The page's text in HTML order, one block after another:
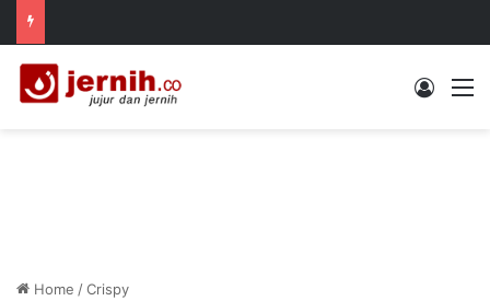
Log In
Home /Crispy